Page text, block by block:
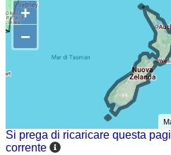
+
−
Si prega di ricaricare questa
corrente